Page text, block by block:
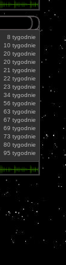
8 tygodnie
10 tygodnie
20 tygodnie
20 tygodnie
21 tygodnie
22 tygodnie
23 tygodnie
34 tygodnie
56 tygodnie
63 tygodnie
67 tygodnie
69 tygodnie
73 tygodnie
80 tygodnie
95 tygodnie